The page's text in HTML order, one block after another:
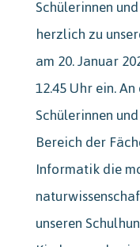
Schülerinnen
herzlich zu
am 20. Januar
12.45 Uhr ein.
Schülerinnen
Bereich der
Informatik die
unseren